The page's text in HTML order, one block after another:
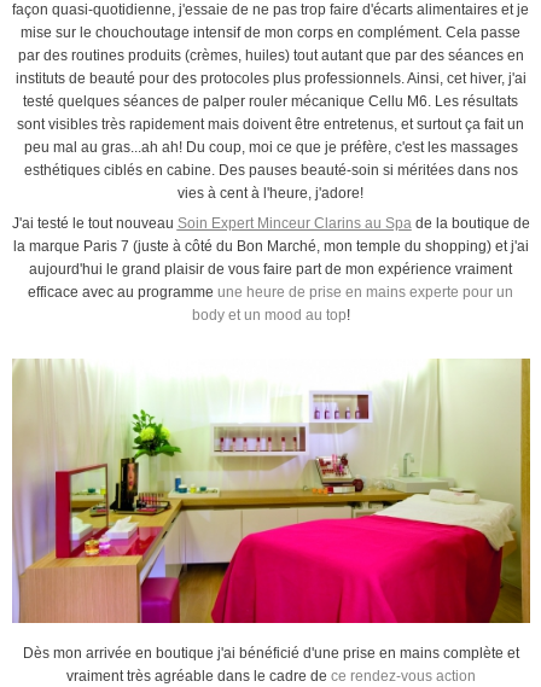
façon quasi-quotidienne, j'essaie de ne pas trop faire d'écarts alimentaires et je
mise sur le chouchoutage intensif de mon corps en complément. Cela passe
par des routines produits (crèmes, huiles) tout autant que par des séances en
instituts de beauté pour des protocoles plus professionnels. Ainsi, cet hiver, j'ai
testé quelques séances de palper rouler mécanique Cellu M6. Les résultats
sont visibles très rapidement mais doivent être entretenus, et surtout ça fait un
peu mal au gras...ah ah! Du coup, moi ce que je préfère, c'est les massages
esthétiques ciblés en cabine. Des pauses beauté-soin si méritées dans nos
vies à cent à l'heure, j'adore!
J'ai testé le tout nouveau Soin Expert Minceur Clarins au Spade la boutique de
la marque Paris 7 (juste à côté du Bon Marché, mon temple du shopping) et j'ai
aujourd'hui le grand plaisir de vous faire part de mon expérience vraiment
efficace avec au programme une heure de prise en mains experte pour un
body et un mood au top!
Dès mon arrivée en boutique j'ai bénéficié d'une prise en mains complète et
vraiment très agréable dans le cadre de ce rendez-vous action